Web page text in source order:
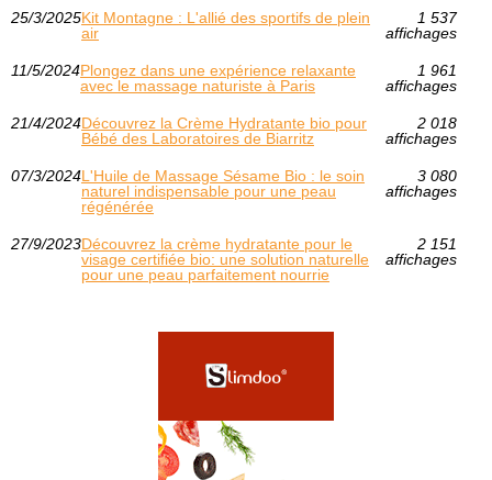
25/3/2025Kit Montagne : L'allié des sportifs de plein
air
1 537
affichages
11/5/2024Plongez dans une expérience relaxante
avec le massage naturiste à Paris
1 961
affichages
21/4/2024Découvrez la Crème Hydratante bio pour
Bébé des Laboratoires de Biarritz
2 018
affichages
07/3/2024L'Huile de Massage Sésame Bio : le soin
naturel indispensable pour une peau
régénérée
3 080
affichages
27/9/2023Découvrez la crème hydratante pour le
visage certifiée bio: une solution naturelle
pour une peau parfaitement nourrie
2 151
affichages